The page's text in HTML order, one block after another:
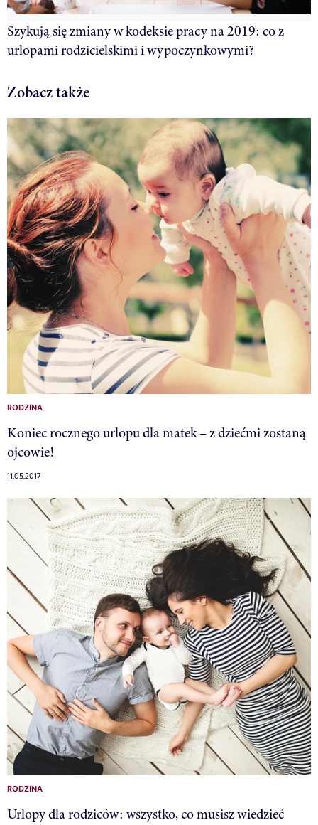
Szykują się zmiany w kodeksie pracy na 2019: co z
urlopami rodzicielskimi i wypoczynkowymi?
Zobacz także
RODZINA
Koniec rocznego urlopu dla matek – z dziećmi zostaną
ojcowie!
11.05.2017
RODZINA
Urlopy dla rodziców: wszystko, co musisz wiedzieć